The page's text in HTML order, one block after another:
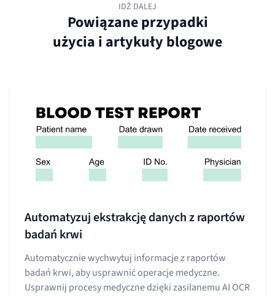
IDŹ DALEJ
Powiązane przypadki
użycia i artykuły blogowe
Automatyzuj ekstrakcję danych z raportów
badań krwi
Automatycznie wychwytuj informacje z raportów
badań krwi, aby usprawnić operacje medyczne.
Usprawnij procesy medyczne dzięki zasilanemu AI OCR